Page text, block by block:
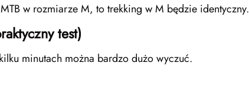
w rozmiarze M, to trekking w M będzie identyczny.
test)
minutach można bardzo dużo wyczuć.